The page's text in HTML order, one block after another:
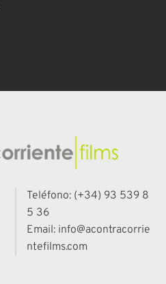
Teléfono: (+34) 93 539 8
5 36
Email: info@acontracorrie
ntefilms.com